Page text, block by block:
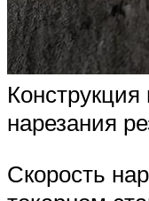
нарезания
Скорость